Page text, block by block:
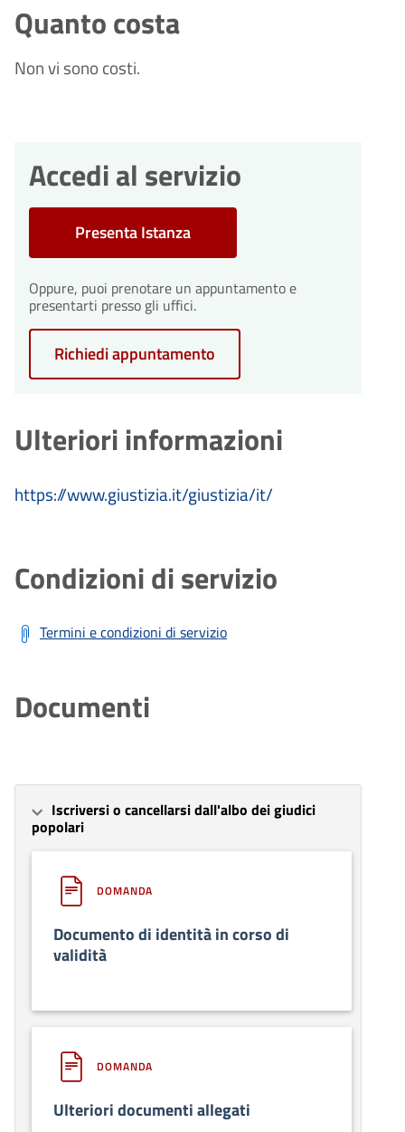
Quanto costa
Non vi sono costi.
Accedi al servizio
Presenta Istanza
Oppure, puoi prenotare un appuntamento e
presentarti presso gli uffici.
Richiedi appuntamento
Ulteriori informazioni
https://www.giustizia.it/giustizia/it/
Condizioni di servizio
Termini e condizioni di servizio
Documenti
Iscriversi o cancellarsi dall'albo dei giudici
popolari
DOMANDA
Documento di identità in corso di
validità
DOMANDA
Ulteriori documenti allegati